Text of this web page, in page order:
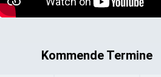
Kommende Termine